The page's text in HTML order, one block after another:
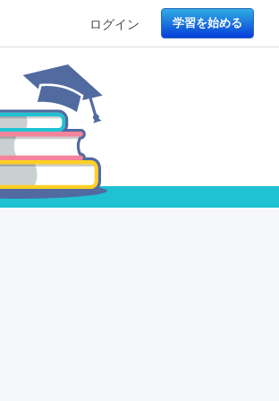
ログイン 学習を始める